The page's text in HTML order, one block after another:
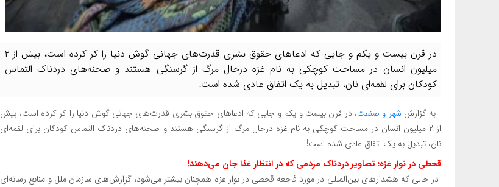
در قرن بیست و یکم و جایی که ادعاهای حقوق بشری قدرت‌های جهانی گوش دنیا را کر کرده است، بیش از ۲
میلیون انسان در مساحت کوچکی به نام غزه درحال مرگ از گرسنگی هستند و صحنه‌های دردناک التماس
کودکان برای لقمه‌ای نان، تبدیل به یک اتفاق عادی شده است!
به گزارش شهر و صنعت، در قرن بیست و یکم و جایی که ادعاهای حقوق بشری قدرت‌های جهانی گوش دنیا را کر کرده است، بیش
از ۲ میلیون انسان در مساحت کوچکی به نام غزه درحال مرگ از گرسنگی هستند و صحنه‌های دردناک التماس کودکان برای لقمه‌ای
نان، تبدیل به یک اتفاق عادی شده است!
قحطی در نوار غزه؛ تصاویر دردناک مردمی که در انتظار غذا جان می‌دهند!
در حالی که هشدارهای بین‌المللی در مورد فاجعه قحطی در نوار غزه همچنان بیشتر می‌شود، گزارش‌های سازمان ملل و منابع رسانه‌ای